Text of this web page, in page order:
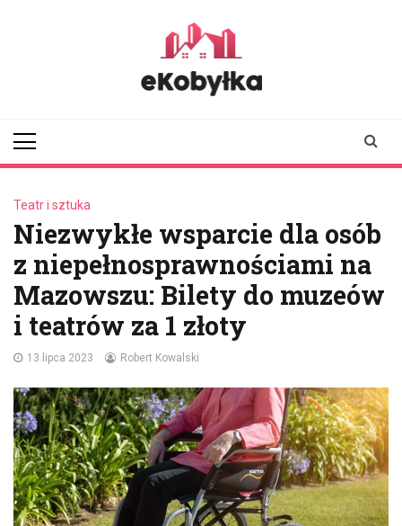
Teatr i sztuka
Niezwykłe wsparcie dla osób
z niepełnosprawnościami na
Mazowszu: Bilety do muzeów
i teatrów za 1 złoty
13 lipca 2023 Robert Kowalski